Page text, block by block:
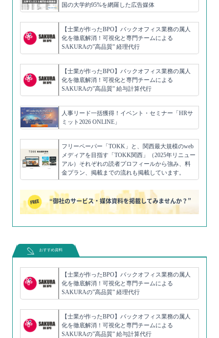
国の大学約95%を網羅した広告媒体
【士業が作ったBPO】バックオフィス業務の属人
化を徹底解消！可視化と専門チームによる
SAKURAの”高品質” 経理代行
【士業が作ったBPO】バックオフィス業務の属人
化を徹底解消！可視化と専門チームによる
SAKURAの”高品質” 給与計算代行
人事リード一括獲得！イベント・セミナー「HRサ
ミット2026 ONLINE」
フリーペーパー「TOKK」と、関西最大規模のweb
メディアを目指す「TOKK関西」（2025年リニュー
アル）それぞれの読者プロフィールから強み、料
金プラン、掲載までの流れも掲載しています。
“御社のサービス・媒体資料を掲載してみませんか？”
おすすめ資料
【士業が作ったBPO】バックオフィス業務の属人
化を徹底解消！可視化と専門チームによる
SAKURAの”高品質” 経理代行
【士業が作ったBPO】バックオフィス業務の属人
化を徹底解消！可視化と専門チームによる
SAKURAの”高品質” 給与計算代行